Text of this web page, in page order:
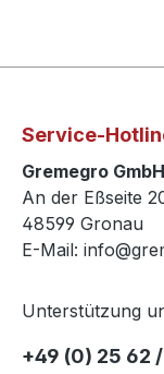
Service-
Gremegro GmbH
An der Eßseite
48599 Gronau
E-Mail:
Unterstützung
+49 (0) 25 62